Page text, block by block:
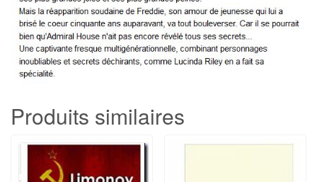
Produits similaires